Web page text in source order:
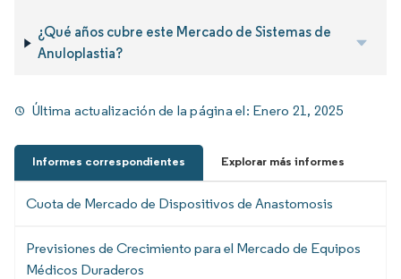
¿Qué años cubre este Mercado de Sistemas de
Anuloplastia?
Última actualización de la página el: Enero 21, 2025
Informes correspondientes Explorar más informes
Cuota de Mercado de Dispositivos de Anastomosis
Previsiones de Crecimiento para el Mercado de Equipos
Médicos Duraderos